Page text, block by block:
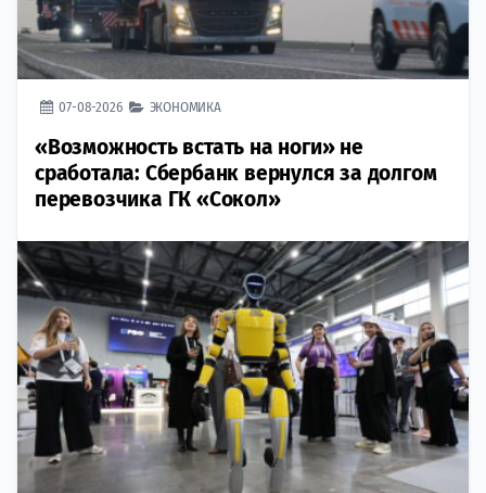
07-08-2026 ЭКОНОМИКА
«Возможность встать на ноги» не
сработала: Сбербанк вернулся за долгом
перевозчика ГК «Сокол»